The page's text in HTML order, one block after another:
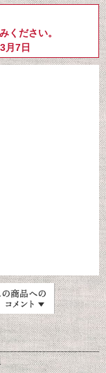
ください。
月7日